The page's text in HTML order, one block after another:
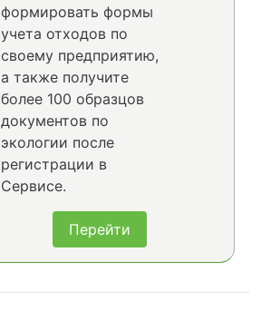
формировать формы
учета отходов по
своему предприятию,
а также получите
более 100 образцов
документов по
экологии после
регистрации в
Сервисе.
Перейти